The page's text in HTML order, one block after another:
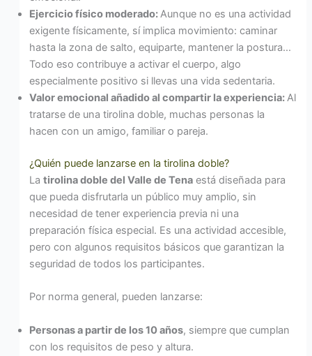
Ejercicio físico moderado:Aunque no es una actividad
exigente físicamente, sí implica movimiento: caminar
hasta la zona de salto, equiparte, mantener la postura…
Todo eso contribuye a activar el cuerpo, algo
especialmente positivo si llevas una vida sedentaria.
Valor emocional añadido al compartir la experiencia:Al
tratarse de una tirolina doble, muchas personas la
hacen con un amigo, familiar o pareja.
¿Quién puede lanzarse en la tirolina doble?
Latirolina doble del Valle de Tena está diseñada para
que pueda disfrutarla un público muy amplio, sin
necesidad de tener experiencia previa ni una
preparación física especial. Es una actividad accesible,
pero con algunos requisitos básicos que garantizan la
seguridad de todos los participantes.
Por norma general, pueden lanzarse:
Personas a partir de los 10 años, siempre que cumplan
con los requisitos de peso y altura.